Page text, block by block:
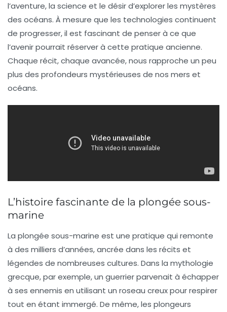
l’aventure, la science et le désir d’explorer les mystères
des océans. À mesure que les technologies continuent
de progresser, il est fascinant de penser à ce que
l’avenir pourrait réserver à cette pratique ancienne.
Chaque récit, chaque avancée, nous rapproche un peu
plus des profondeurs mystérieuses de nos mers et
océans.
L’histoire fascinante de la plongée sous-
marine
La plongée sous-marine est une pratique qui remonte
à des milliers d’années, ancrée dans les récits et
légendes de nombreuses cultures. Dans la mythologie
grecque, par exemple, un guerrier parvenait à échapper
à ses ennemis en utilisant un roseau creux pour respirer
tout en étant immergé. De même, les plongeurs